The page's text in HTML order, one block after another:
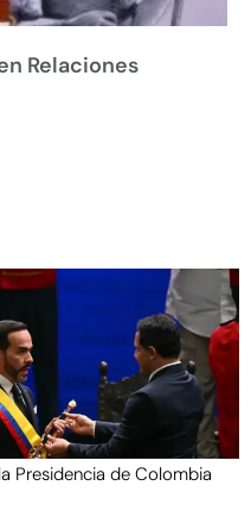
Relaciones
Presidencia de Colombia